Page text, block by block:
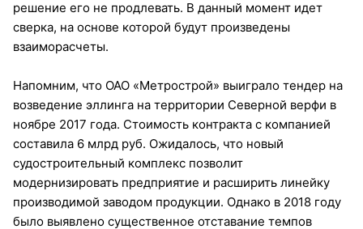
решение его не продлевать. В данный момент идет
сверка, на основе которой будут произведены
взаиморасчеты.
Напомним, что ОАО «Метрострой» выиграло тендер на
возведение эллинга на территории Северной верфи в
ноябре 2017 года. Стоимость контракта с компанией
составила 6 млрд руб. Ожидалось, что новый
судостроительный комплекс позволит
модернизировать предприятие и расширить линейку
производимой заводом продукции. Однако в 2018 году
было выявлено существенное отставание темпов